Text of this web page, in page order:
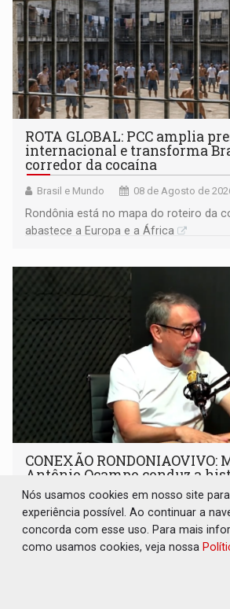
ROTA GLOBAL: PCC amplia
internacional e transforma
corredor da cocaína
Brasil e Mundo 08 de Agosto de
Rondônia está no mapa do roteiro da
abastece a Europa e a África
CONEXÃO RONDONIAOVIVO:
Antônio Ocampo conduz a
ferrovia desgovernada
Cultura 08 de Agosto de 2026 às
Novo livro faz registro documental da
Madeira-Mamoré (EFMM)
Nós usamos cookies em nosso site
experiência possível. Ao continuar a
concorda com esse uso. Para mais
como usamos cookies, veja nossa